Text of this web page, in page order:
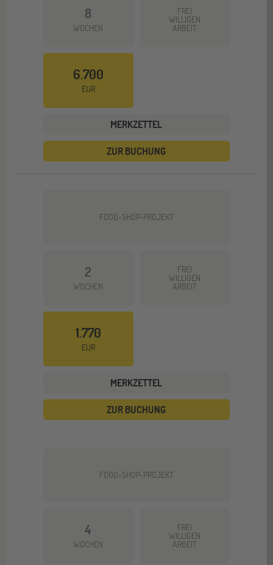
8
WOCHEN
FREI
WILLIGEN
ARBEIT
6.700
EUR
MERKZETTEL
ZUR BUCHUNG
FOOD-SHOP-PROJEKT
2
WOCHEN
FREI
WILLIGEN
ARBEIT
1.770
EUR
MERKZETTEL
ZUR BUCHUNG
FOOD-SHOP-PROJEKT
4
WOCHEN
FREI
WILLIGEN
ARBEIT